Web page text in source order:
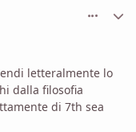
letteralmente lo
dalla filosofia
di 7th sea